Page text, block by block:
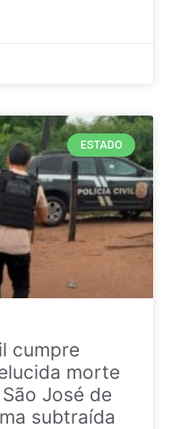
ESTADO
cumpre
morte
José de
subtraída